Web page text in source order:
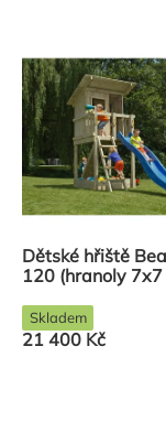
Dětské hřiště
120 (hranoly 7x7
21 400 Kč
Skladem